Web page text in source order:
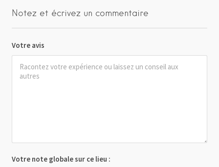
Notez et écrivez un commentaire
Votre avis
Votre note globale sur ce lieu :